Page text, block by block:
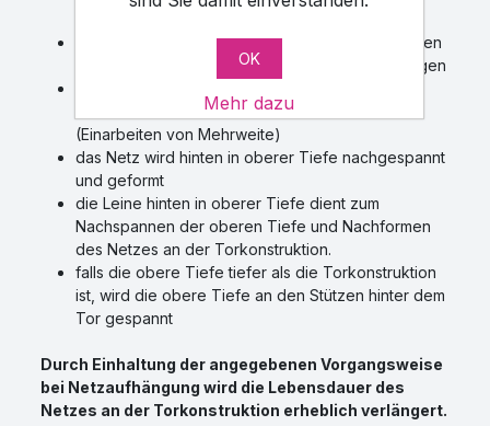
OK
Mehr dazu
nach der Aufhängung des Netzes in Haken – Ösen
der Torkonstruktion wird die Randleine zugezogen
Netzes an der Torkonstruktion beim losen Netz
(Einarbeiten von Mehrweite)
das Netz wird hinten in oberer Tiefe nachgespannt
und geformt
die Leine hinten in oberer Tiefe dient zum
Nachspannen der oberen Tiefe und Nachformen
des Netzes an der Torkonstruktion.
falls die obere Tiefe tiefer als die Torkonstruktion
ist, wird die obere Tiefe an den Stützen hinter dem
Tor gespannt
Durch Einhaltung der angegebenen Vorgangsweise
bei Netzaufhängung wird die Lebensdauer des
Netzes an der Torkonstruktion erheblich verlängert.